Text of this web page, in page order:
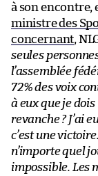
à son encontre,
ministre des
concernant,
seules
l’assemblée
72% des voix
à eux que je
revanche ? J’ai
c’est une
n’importe quel
impossible. Les